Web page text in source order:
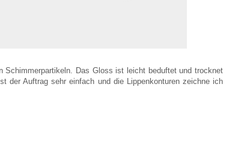
Schimmerpartikeln. Das Gloss ist leicht beduftet und trocknet
der Auftrag sehr einfach und die Lippenkonturen zeichne ich